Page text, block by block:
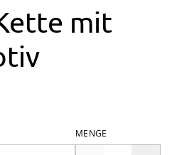
mit
MENGE